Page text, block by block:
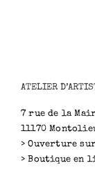
ATELIER
7 rue de la
11170
> Ouverture sur
> Boutique en